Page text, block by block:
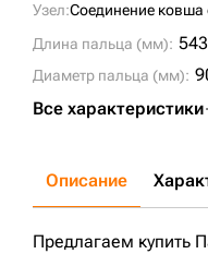
Узел:Соединение ковша
Длина пальца (мм): 543
Диаметр пальца (мм):
Все характеристики
Описание
Предлагаем купить